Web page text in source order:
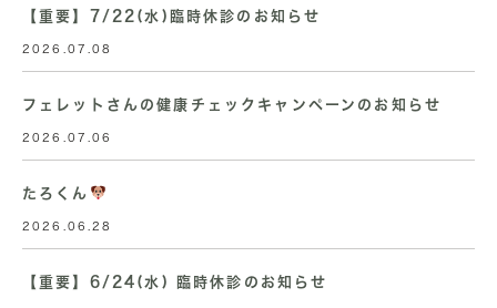
【重要】7/22(水)臨時休診のお知らせ
2026.07.08
フェレットさんの健康チェックキャンペーンのお知らせ
2026.07.06
たろくん
2026.06.28
【重要】6/24(水) 臨時休診のお知らせ